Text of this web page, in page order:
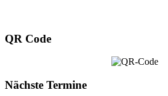
QR Code
Nächste Termine